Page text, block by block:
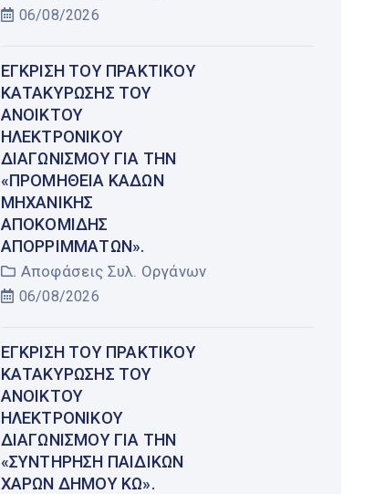
06/08/2026
ΈΓΚΡΙΣΗ ΤΟΥ ΠΡΑΚΤΙΚΟΎ
ΚΑΤΑΚΎΡΩΣΗΣ ΤΟΥ
ΑΝΟΙΚΤΟΎ
ΗΛΕΚΤΡΟΝΙΚΟΎ
ΔΙΑΓΩΝΙΣΜΟΎ ΓΙΑ ΤΗΝ
«ΠΡΟΜΉΘΕΙΑ ΚΆΔΩΝ
ΜΗΧΑΝΙΚΉΣ
ΑΠΟΚΟΜΙΔΉΣ
ΑΠΟΡΡΙΜΜΆΤΩΝ».
Αποφάσεις Συλ. Οργάνων
06/08/2026
ΈΓΚΡΙΣΗ ΤΟΥ ΠΡΑΚΤΙΚΟΎ
ΚΑΤΑΚΎΡΩΣΗΣ ΤΟΥ
ΑΝΟΙΚΤΟΎ
ΗΛΕΚΤΡΟΝΙΚΟΎ
ΔΙΑΓΩΝΙΣΜΟΎ ΓΙΑ ΤΗΝ
«ΣΥΝΤΉΡΗΣΗ ΠΑΙΔΙΚΏΝ
ΧΑΡΏΝ ΔΉΜΟΥ ΚΩ».